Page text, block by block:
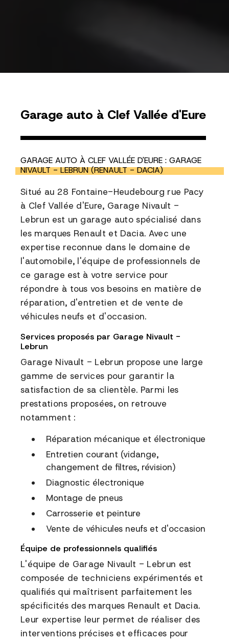
Garage auto à Clef Vallée d'Eure
GARAGE AUTO À CLEF VALLÉE D'EURE : GARAGE
NIVAULT - LEBRUN (RENAULT - DACIA)
Situé au 28 Fontaine-Heudebourg rue Pacy
à Clef Vallée d'Eure, Garage Nivault -
Lebrun est un garage auto spécialisé dans
les marques Renault et Dacia. Avec une
expertise reconnue dans le domaine de
l'automobile, l'équipe de professionnels de
ce garage est à votre service pour
répondre à tous vos besoins en matière de
réparation, d'entretien et de vente de
véhicules neufs et d'occasion.
Services proposés par Garage Nivault -
Lebrun
Garage Nivault - Lebrun propose une large
gamme de services pour garantir la
satisfaction de sa clientèle. Parmi les
prestations proposées, on retrouve
notamment :
Réparation mécanique et électronique
Entretien courant (vidange,
changement de filtres, révision)
Diagnostic électronique
Montage de pneus
Carrosserie et peinture
Vente de véhicules neufs et d'occasion
Équipe de professionnels qualifiés
L'équipe de Garage Nivault - Lebrun est
composée de techniciens expérimentés et
qualifiés qui maîtrisent parfaitement les
spécificités des marques Renault et Dacia.
Leur expertise leur permet de réaliser des
interventions précises et efficaces pour